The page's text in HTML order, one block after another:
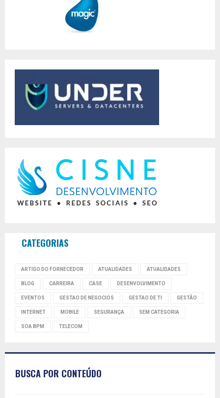
CATEGORIAS
ARTIGO DO FORNECEDOR ATUALIDADES ATUALIDADES
BLOG CARREIRA CASE DESENVOLVIMENTO
EVENTOS GESTAO DE NEGOCIOS GESTAO DE TI GESTÃO
INTERNET MOBILE SEGURANÇA SEM CATEGORIA
SOA BPM TELECOM
BUSCA POR CONTEÚDO